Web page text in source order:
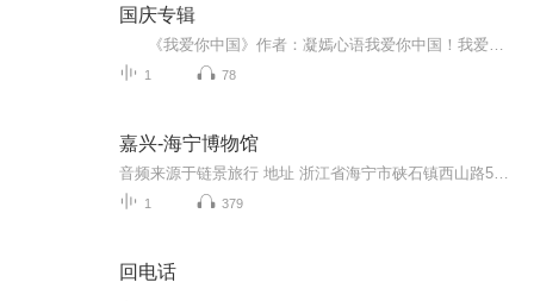
国庆专辑
1 78
嘉兴-海宁博物馆
1 379
回电话